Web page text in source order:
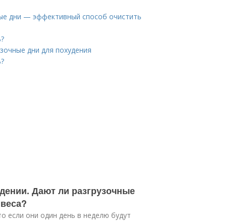
дни — эффективный способ очистить
дни для похудения
Дают ли разгрузочные
если они один день в неделю будут